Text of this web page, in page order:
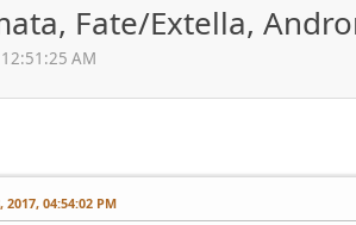
Fate/Extella,
AM
2017, 04:54:02 PM